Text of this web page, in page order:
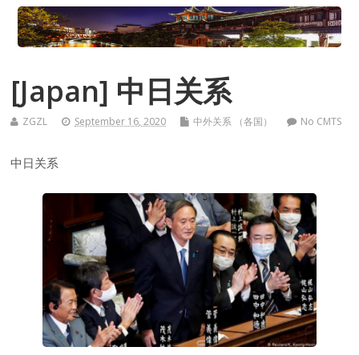
[Japan] 中日关系
ZGZL September 16, 2020 中外关系 （各国） No CMTS
中日关系